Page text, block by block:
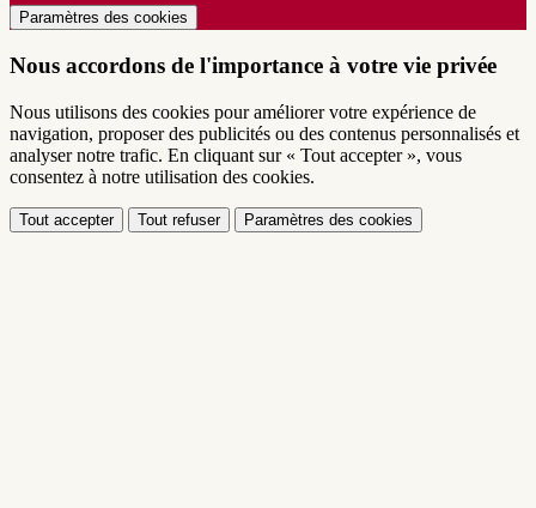
Paramètres des cookies
Nous accordons de l'importance à votre vie privée
Nous utilisons des cookies pour améliorer votre expérience de
navigation, proposer des publicités ou des contenus personnalisés et
analyser notre trafic. En cliquant sur « Tout accepter », vous
consentez à notre utilisation des cookies.
Tout accepter Tout refuser Paramètres des cookies